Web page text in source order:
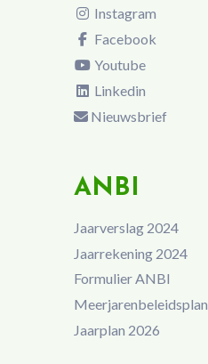
Instagram
Facebook
Youtube
Linkedin
Nieuwsbrief
ANBI
Jaarverslag 2024
Jaarrekening 2024
Formulier ANBI
Meerjarenbeleidsplan
Jaarplan 2026